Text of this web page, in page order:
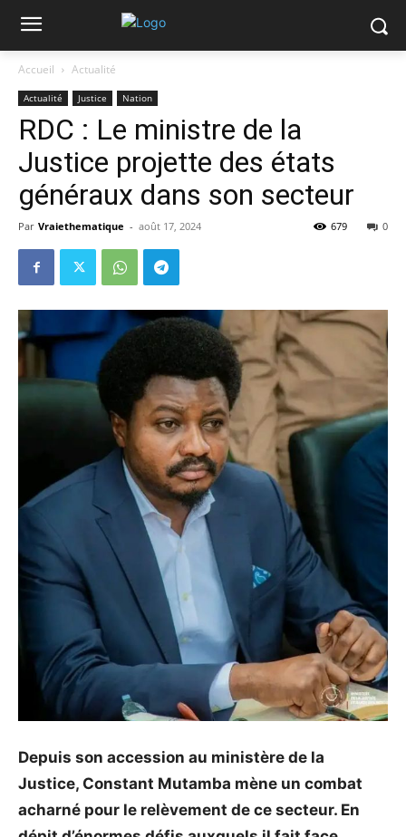
Accueil Actualité
Actualité Justice Nation
RDC : Le ministre de la
Justice projette des états
généraux dans son secteur
Par Vraiethematique - août 17, 2024 0
679
Depuis son accession au ministère de la
Justice, Constant Mutamba mène un combat
acharné pour le relèvement de ce secteur. En